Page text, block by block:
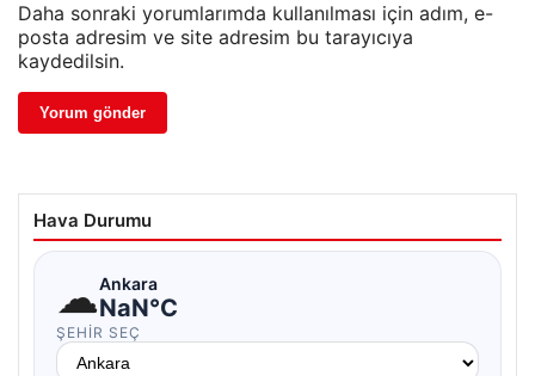
Daha sonraki yorumlarımda kullanılması için adım, e-
posta adresim ve site adresim bu tarayıcıya
kaydedilsin.
Hava Durumu
☁Ankara
NaN°C
ŞEHIR SEÇ